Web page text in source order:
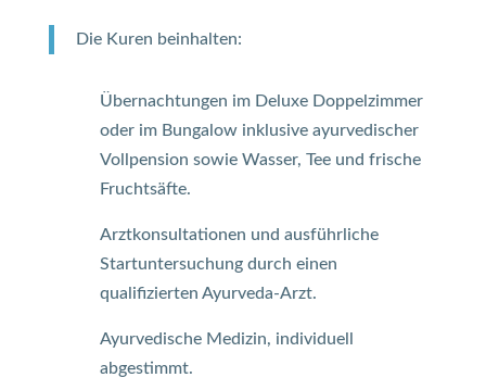
Die Kuren beinhalten:
Übernachtungen im Deluxe Doppelzimmer
oder im Bungalow inklusive ayurvedischer
Vollpension sowie Wasser, Tee und frische
Fruchtsäfte.
Arztkonsultationen und ausführliche
Startuntersuchung durch einen
qualifizierten Ayurveda-Arzt.
Ayurvedische Medizin, individuell
abgestimmt.